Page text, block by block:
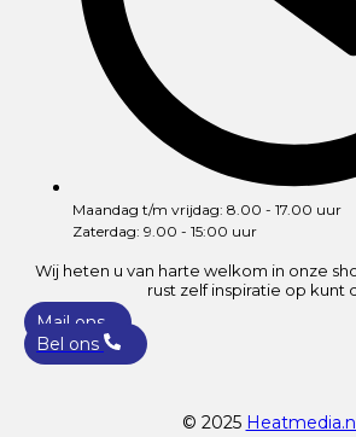
Maandag t/m vrijdag: 8.00 - 17.00 uur
Zaterdag: 9.00 - 15:00 uur
Wij heten u van harte welkom in onze
rust zelf inspiratie op kunt
Mail ons
Bel ons
© 2025